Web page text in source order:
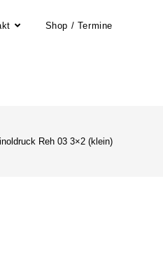
Shop / Termine
Reh 03 3×2 (klein)